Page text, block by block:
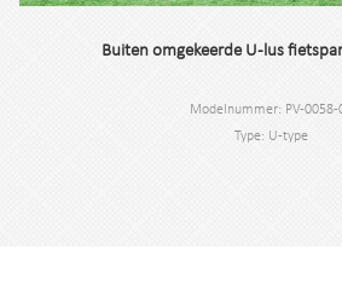
Buiten omgekeerde U-lus
Modelnummer: PV-0058-
Type: U-type